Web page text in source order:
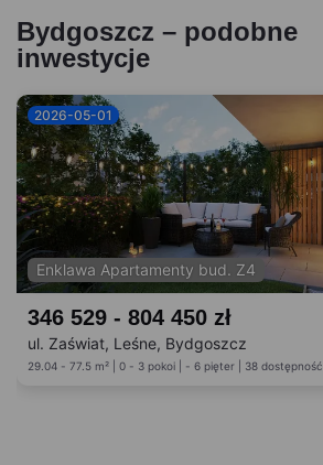
Bydgoszcz – podobne
inwestycje
2026-05-01
Enklawa Apartamenty bud. Z4
346 529 - 804 450 zł
ul. Zaświat, Leśne, Bydgoszcz
29.04 - 77.5 m² | 0 - 3 pokoi | - 6 pięter | 38 dostępność